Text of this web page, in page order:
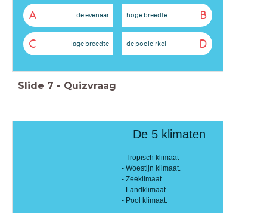
A de evenaar B
hoge breedte
C lage breedte D
de poolcirkel
Slide 7 - Quizvraag
De 5 klimaten
- Tropisch klimaat
- Woestijn klimaat.
- Zeeklimaat.
- Landklimaat.
- Pool klimaat.